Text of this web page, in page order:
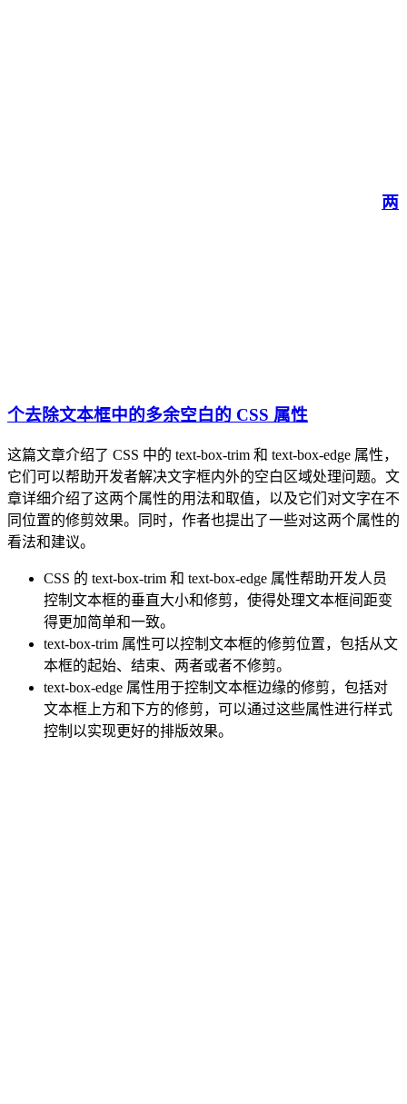
两
个去除文本框中的多余空白的 CSS 属性
这篇文章介绍了 CSS 中的 text-box-trim 和 text-box-edge 属性，
它们可以帮助开发者解决文字框内外的空白区域处理问题。文
章详细介绍了这两个属性的用法和取值，以及它们对文字在不
同位置的修剪效果。同时，作者也提出了一些对这两个属性的
看法和建议。
CSS 的 text-box-trim 和 text-box-edge 属性帮助开发人员
控制文本框的垂直大小和修剪，使得处理文本框间距变
得更加简单和一致。
text-box-trim 属性可以控制文本框的修剪位置，包括从文
本框的起始、结束、两者或者不修剪。
text-box-edge 属性用于控制文本框边缘的修剪，包括对
文本框上方和下方的修剪，可以通过这些属性进行样式
控制以实现更好的排版效果。